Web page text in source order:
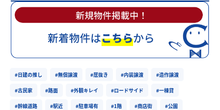
#日建の推し #無償譲渡 #居抜き #内装譲渡 #造作譲渡
#古民家 #路面 #外観キレイ #ロードサイド #一棟貸
#幹線道路 #駅近 #駐車場有 #1階 #商店街 #公園